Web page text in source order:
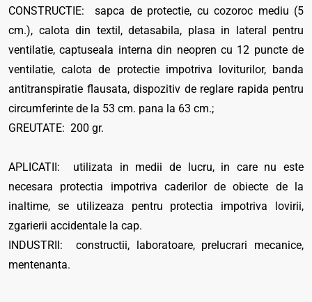
CONSTRUCTIE: sapca de protectie, cu cozoroc mediu (5
cm.), calota din textil, detasabila, plasa in lateral pentru
ventilatie, captuseala interna din neopren cu 12 puncte de
ventilatie, calota de protectie impotriva loviturilor, banda
antitranspiratie flausata, dispozitiv de reglare rapida pentru
circumferinte de la 53 cm. pana la 63 cm.;
GREUTATE: 200 gr.
APLICATII: utilizata in medii de lucru, in care nu este
necesara protectia impotriva caderilor de obiecte de la
inaltime, se utilizeaza pentru protectia impotriva lovirii,
zgarierii accidentale la cap.
INDUSTRII: constructii, laboratoare, prelucrari mecanice,
mentenanta.